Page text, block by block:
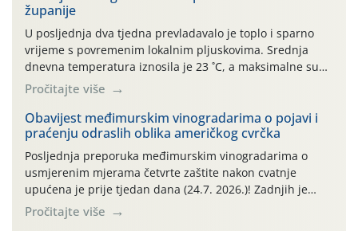
Kako bi i dalje održali zdravu lisnu masu u zaštiti je
moguće […]
županije
U posljednja dva tjedna prevladavalo je toplo i sparno
vrijeme s povremenim lokalnim pljuskovima. Srednja
dnevna temperatura iznosila je 23 ˚C, a maksimalne su
se posljednjih dana penjale do 35 ˚C. Prognostičari u
narednom razdoblju najavljuju drugi ovogodišnji
„toplinski udar“. Simptome plamenjače vinove loze
(Plasmoparas viticola) uglavnom ne nalazimo u
vinogradima, a simptomi pepelnice vinove […]
Pročitajte više
Obavijest međimurskim vinogradarima o pojavi i
praćenju odraslih oblika američkog cvrčka
Posljednja preporuka međimurskim vinogradarima o
usmjerenim mjerama četvrte zaštite nakon cvatnje
upućena je prije tjedan dana (24.7. 2026.)! Zadnjih je
tjedan dana u Međimurskom vinogorju obilježilo
iznadprosječno vruće razdoblje: svakog su dana najviše
Pročitajte više